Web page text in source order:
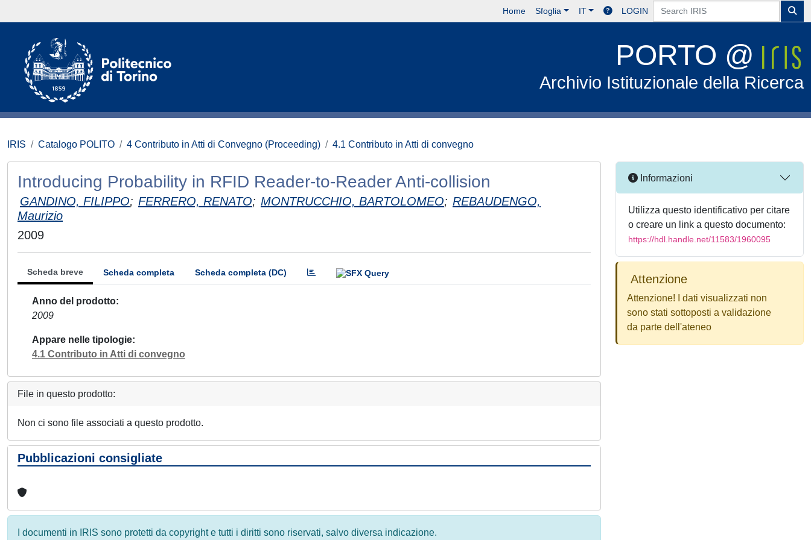
Home Sfoglia IT LOGIN
PORTO @
Archivio Istituzionale della Ricerca
IRIS Catalogo POLITO 4 Contributo in Atti di Convegno (Proceeding) 4.1 Contributo in Atti di convegno
Introducing Probability in RFID Reader-to-Reader Anti-collision
GANDINO, FILIPPO; FERRERO, RENATO; MONTRUCCHIO, BARTOLOMEO; REBAUDENGO,
Maurizio
2009
Scheda breve Scheda completa Scheda completa (DC)
Anno del prodotto
2009
Appare nelle tipologie
4.1 Contributo in Atti di convegno
File in questo prodotto:
Non ci sono file associati a questo prodotto.
Pubblicazioni consigliate
I documenti in IRIS sono protetti da copyright e tutti i diritti sono riservati, salvo diversa indicazione.
Informazioni
Utilizza questo identificativo per citare
o creare un link a questo documento:
https://hdl.handle.net/11583/1960095
Attenzione
Attenzione! I dati visualizzati non
sono stati sottoposti a validazione
da parte dell'ateneo